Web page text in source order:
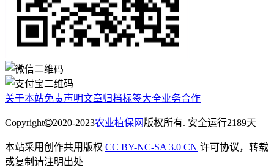
关于本站免责声明文章归档标签大全业务合作
Copyright 2020-2023农业植保网 版权所有. 安全运行2189天
本站采用创作共用版权 CC BY-NC-SA 3.0 CN 许可协议，转载
或复制请注明出处